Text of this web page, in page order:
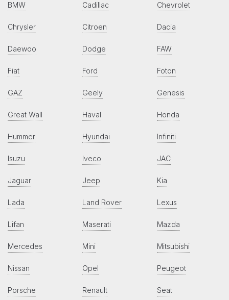
BMW Cadillac Chevrolet
Chrysler Citroen Dacia
Daewoo Dodge FAW
Fiat Ford Foton
GAZ Geely Genesis
Great Wall Haval Honda
Hummer Hyundai Infiniti
Isuzu Iveco JAC
Jaguar Jeep Kia
Lada Land Rover Lexus
Lifan Maserati Mazda
Mercedes Mini Mitsubishi
Nissan Opel Peugeot
Porsche Renault Seat